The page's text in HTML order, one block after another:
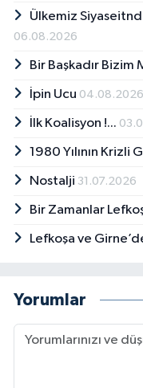
Ülkemiz
06.08.2026
Bir Başkadır
İpin Ucu 04.08.2026
İlk Koalisyon !...
1980 Yılının Krizli
Nostalji 31.07.2026
Bir Zamanlar
Lefkoşa ve
Yorumlar